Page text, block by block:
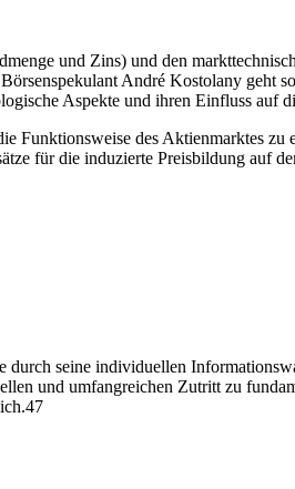
und Zins) und den
André Kostolany geht
Aspekte und ihren Einfluss auf
Funktionsweise des Aktienmarktes
für die induzierte Preisbildung auf
seine individuellen
und umfangreichen Zutritt zu